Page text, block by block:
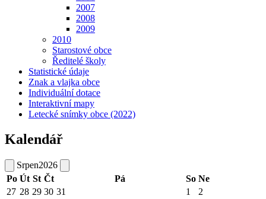
2007
2008
2009
2010
Starostové obce
Ředitelé školy
Statistické údaje
Znak a vlajka obce
Individuální dotace
Interaktivní mapy
Letecké snímky obce (2022)
Kalendář
Srpen2026
Po Út St Čt Pá So Ne
27 28 29 30 31 1 2